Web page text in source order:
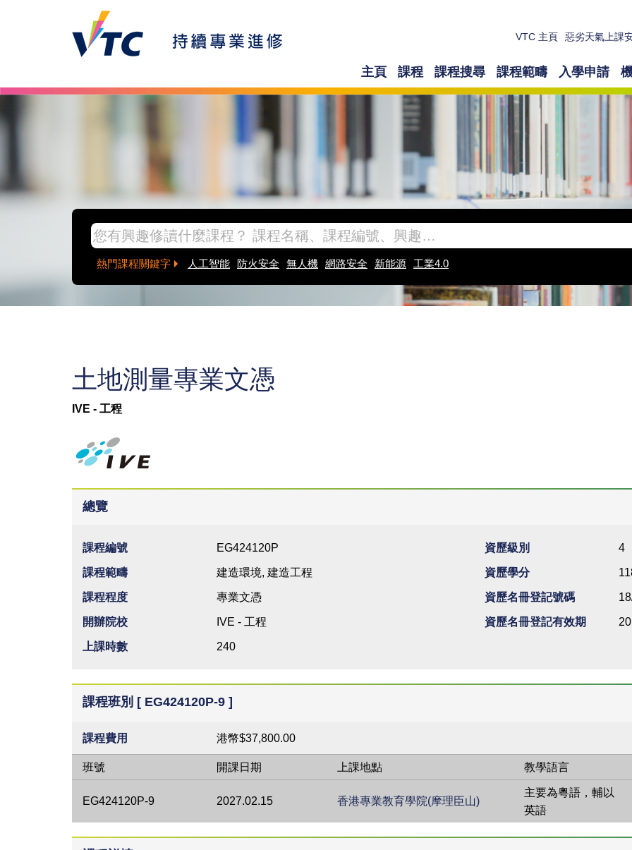
Skip to main content
VTC 主頁 惡劣天氣上課
主頁 課程 課程搜尋 課程範疇 入學申請
熱門課程關鍵字 人工智能 防火安全 無人機 網路安全 新能源 工業4.0
土地測量專業文憑
IVE - 工程
總覽
課程編號 EG424120P
課程範疇 建造環境, 建造工程
課程程度 專業文憑
開辦院校 IVE - 工程
上課時數 240
資歷級別 4
資歷學分
資歷名冊登記號碼
資歷名冊登記有效期
課程班別 [ EG424120P-9 ]
課程費用 港幣$37,800.00
班號 開課日期 上課地點 教學語言
EG424120P-9 2027.02.15 香港專業教育學院(摩理臣山)
主要為粵語，輔以
英語